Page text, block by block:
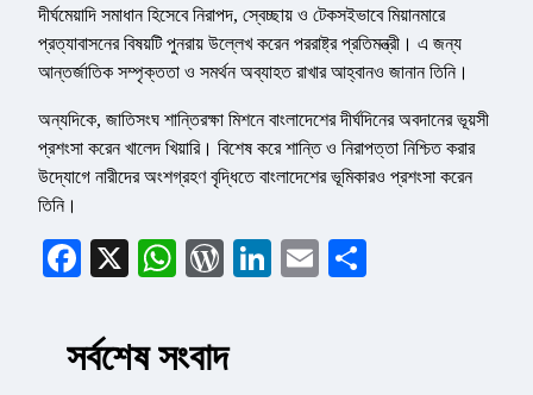
দীর্ঘমেয়াদি সমাধান হিসেবে নিরাপদ, স্বেচ্ছায় ও টেকসইভাবে মিয়ানমারে
প্রত্যাবাসনের বিষয়টি পুনরায় উল্লেখ করেন পররাষ্ট্র প্রতিমন্ত্রী। এ জন্য
আন্তর্জাতিক সম্পৃক্ততা ও সমর্থন অব্যাহত রাখার আহ্বানও জানান তিনি।
অন্যদিকে, জাতিসংঘ শান্তিরক্ষা মিশনে বাংলাদেশের দীর্ঘদিনের অবদানের ভূয়সী
প্রশংসা করেন খালেদ খিয়ারি। বিশেষ করে শান্তি ও নিরাপত্তা নিশ্চিত করার
উদ্যোগে নারীদের অংশগ্রহণ বৃদ্ধিতে বাংলাদেশের ভূমিকারও প্রশংসা করেন
তিনি।
Facebook
X WhatsApp
WordPress
LinkedIn
Email
সর্বশেষ সংবাদ